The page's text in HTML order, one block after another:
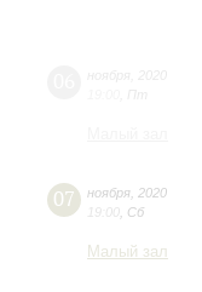
07 ноября 2020
19:00 Сб
Малый зал